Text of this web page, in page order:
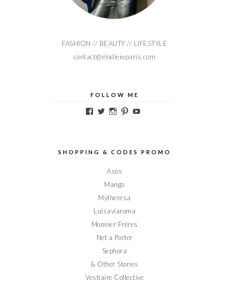
FASHION // BEAUTY // LIFESTYLE
contact@elodieinparis.com
FOLLOW ME
Voir
sur
Voir
sur
Voir
sur
Voir
sur sur
SHOPPING & CODES PROMO
Asos
Mango
Mytheresa
Luisaviaroma
Monnier Frères
Net a Porter
Sephora
& Other Stories
Vestiaire Collective